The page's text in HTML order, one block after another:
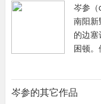
及产生的感受。关于陇
咽，遥望秦川，心肝
的行役之情和思乡之
水何年有，潺潺道路傍
内容。以上点出题目“
调引起全诗。
以下十六句写途中遇字
岑参
南阳新
的边
困顿
颖，
至长
洛（今
岑参的其它作品